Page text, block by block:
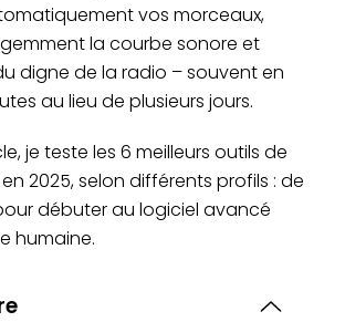
vos morceaux,
la courbe sonore et
digne de la radio – souvent en
au lieu de plusieurs jours.
je teste les 6 meilleurs outils de
en 2025, selon différents profils : de
débuter au logiciel avancé
humaine.